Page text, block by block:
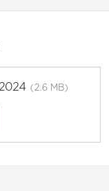
(2.6 MB)